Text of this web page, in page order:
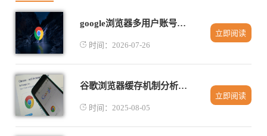
google浏览器多用户账号切换功能解析
时间：2026-07-26
立即阅读
谷歌浏览器缓存机制分析及自动清理设置教程分享
时间：2025-08-05
立即阅读